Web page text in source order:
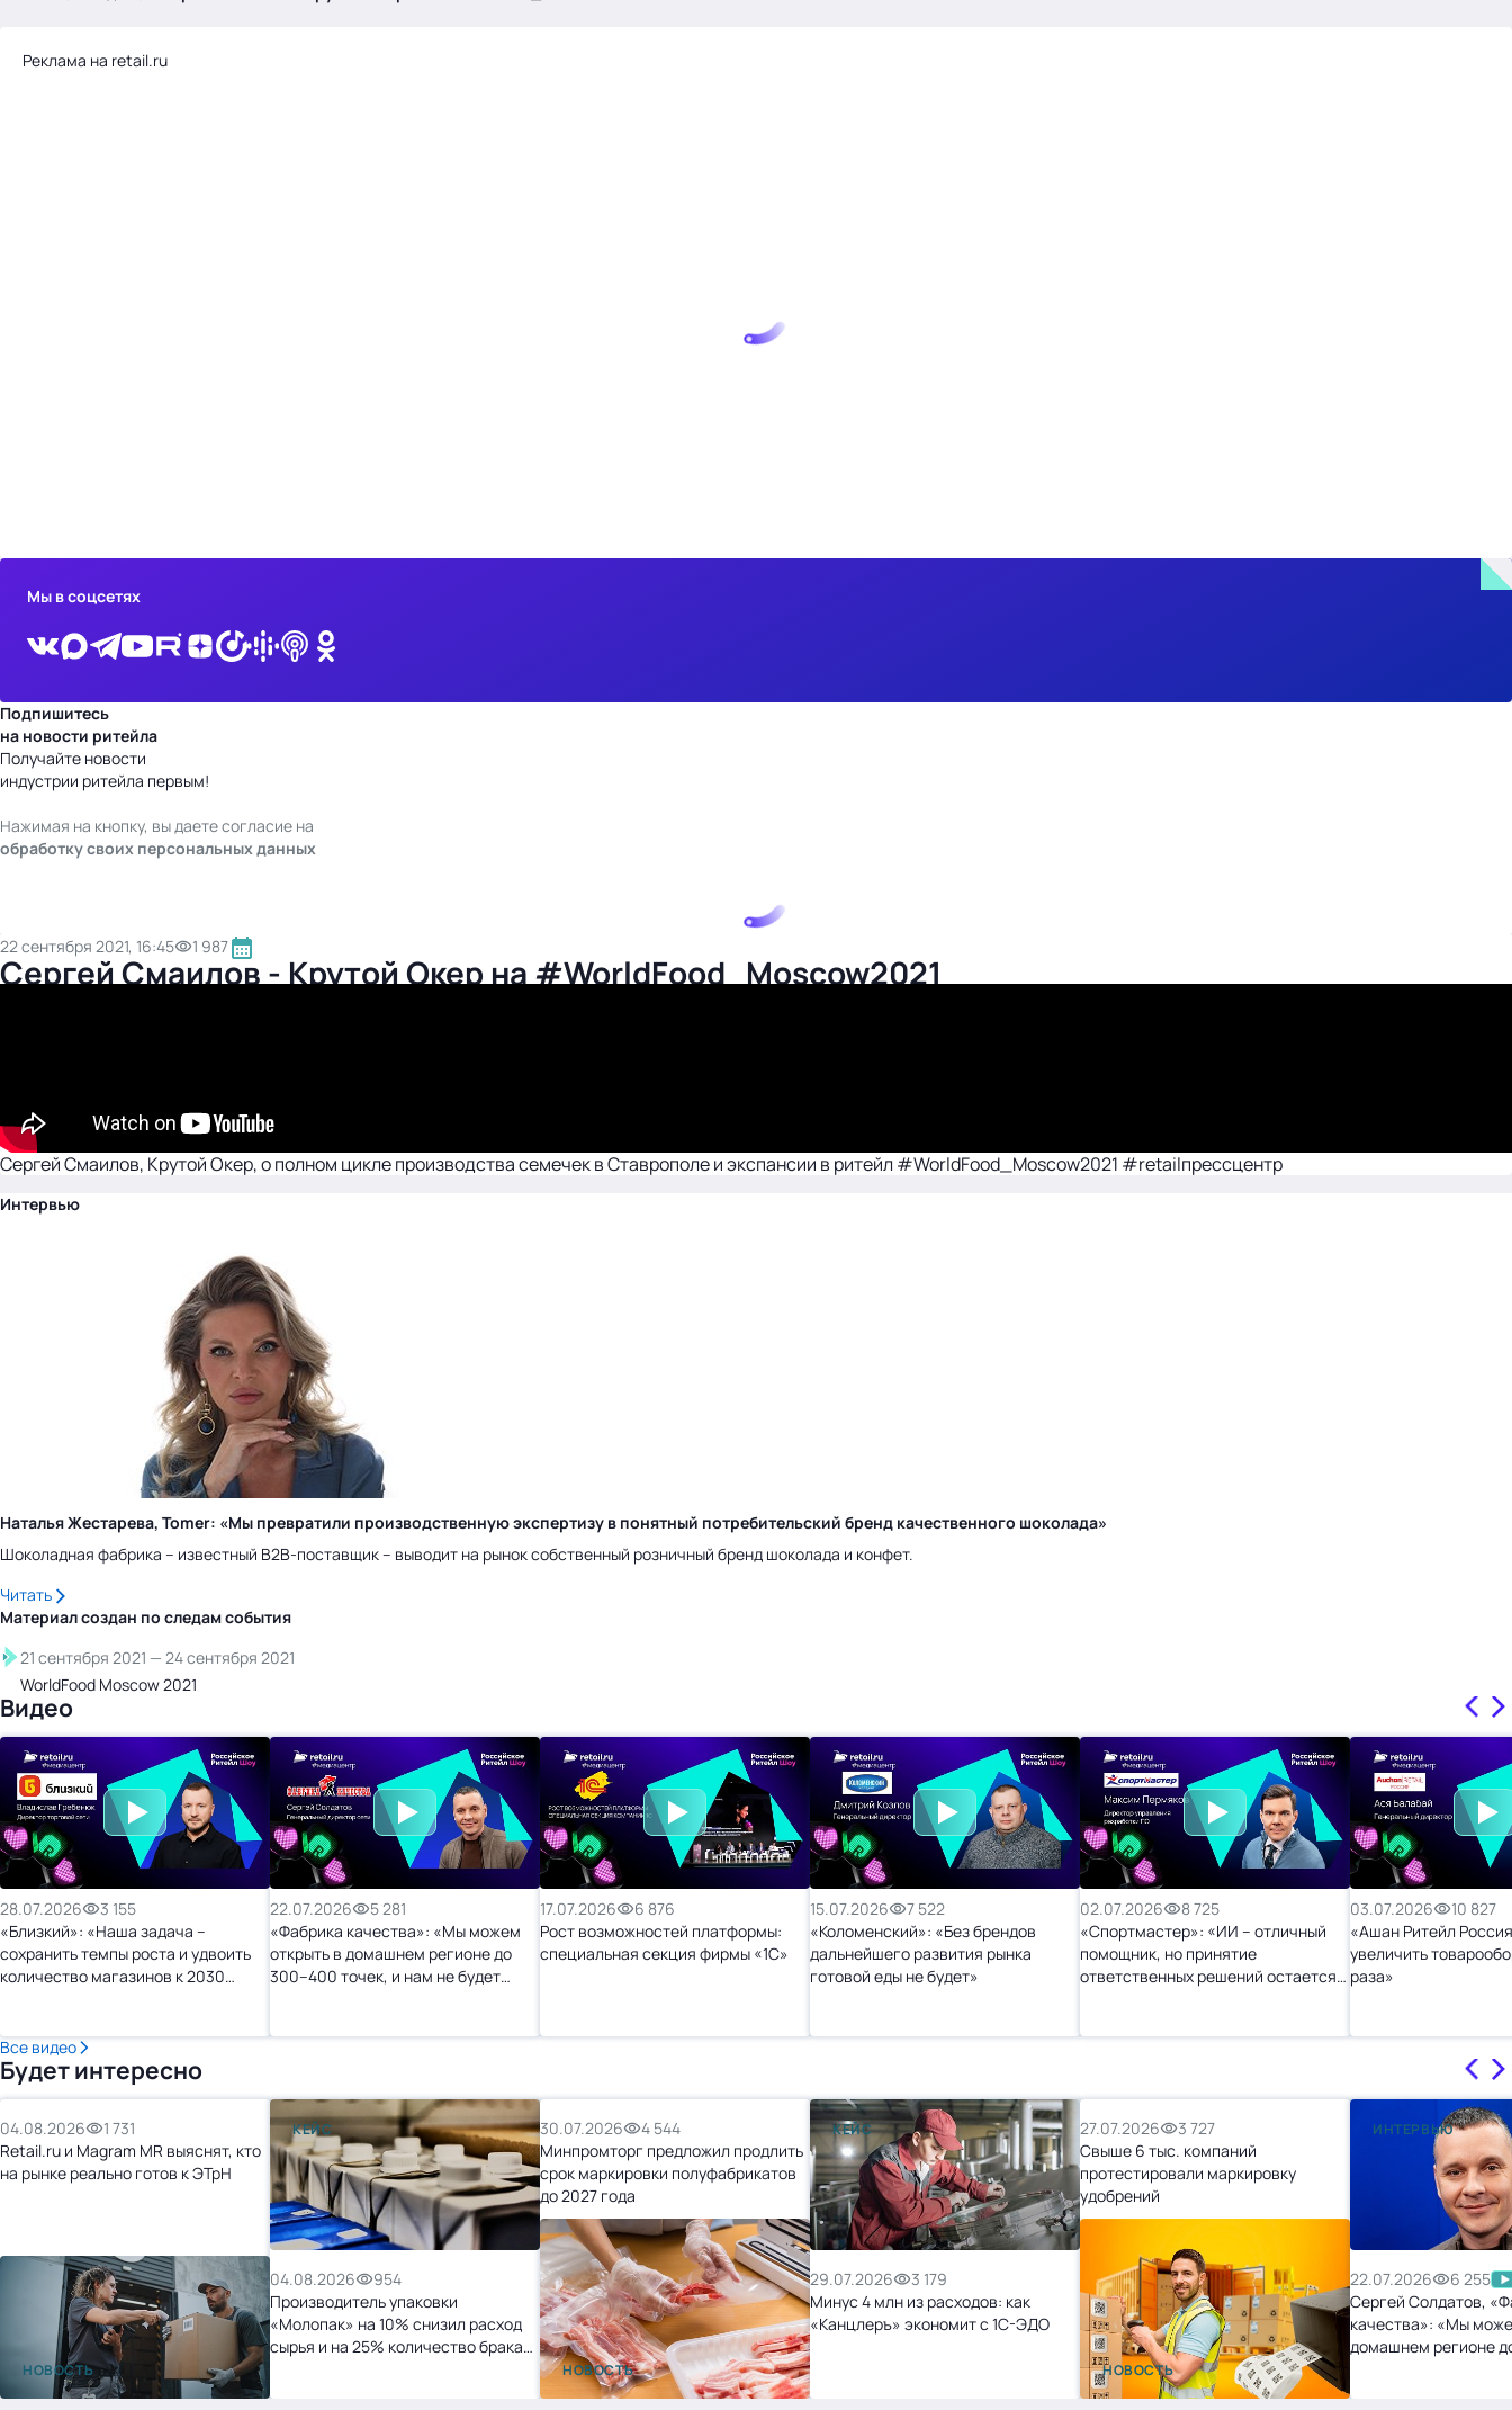
Реклама на retail.ru
Мы в соцсетях
Подпишитесь
на новости ритейла
Получайте новости
индустрии ритейла первым!
Нажимая на кнопку, вы даете согласие на
обработку своих персональных данных
22 сентября 2021, 16:45 1 987
Сергей Смаилов - Крутой Окер на #WorldFood_Moscow2021
Сергей Смаилов, Крутой Окер, о полном цикле производства семечек в Ставрополе и экспансии в ритейл #WorldFood_Moscow2021 #retailпрессцентр
Интервью
Наталья Жестарева, Tomer: «Мы превратили производственную экспертизу в понятный потребительский бренд качественного шоколада»
Шоколадная фабрика – известный B2B-поставщик – выводит на рынок собственный розничный бренд шоколада и конфет.
Читать
Материал создан по следамсобытия
21 сентября 2021 — 24 сентября 2021
WorldFood Moscow 2021
Видео
28.07.2026
3 155
«Близкий»: «Наша задача –
сохранить темпы роста и удвоить
количество магазинов к 2030
22.07.2026
5 281
«Фабрика качества»: «Мы можем
открыть в домашнем регионе до
300–400 точек, и нам не будет
17.07.2026
6 876
Рост возможностей платформы:
специальная секция фирмы «1С»
15.07.2026
7 522
«Коломенский»: «Без брендов
дальнейшего развития рынка
готовой еды не будет»
02.07.2026
8 725
«Спортмастер»: «ИИ – отличный
помощник, но принятие
ответственных решений остается
03.07.2026
10 827
«Ашан Ритейл
увеличить
раза»
Все видео
Будет интересно
НОВОСТЬ
04.08.2026
1 731
Retail.ru и Magram MR выяснят, кто
на рынке реально готов к ЭТрН
КЕЙС
04.08.2026
954
Производитель упаковки
«Молопак» на 10% снизил расход
сырья и на 25% количество брака
НОВОСТЬ
30.07.2026
4 544
Минпромторг предложил продлить
срок маркировки полуфабрикатов
до 2027 года
КЕЙС
29.07.2026
3 179
Минус 4 млн из расходов: как
«Канцлеръ» экономит с 1С-ЭДО
НОВОСТЬ
27.07.2026
3 727
Свыше 6 тыс. компаний
протестировали маркировку
удобрений
ИНТЕРВЬЮ
22.07.2026
6 255
Сергей Солдатов,
качества»: «Мы
домашнем регионе